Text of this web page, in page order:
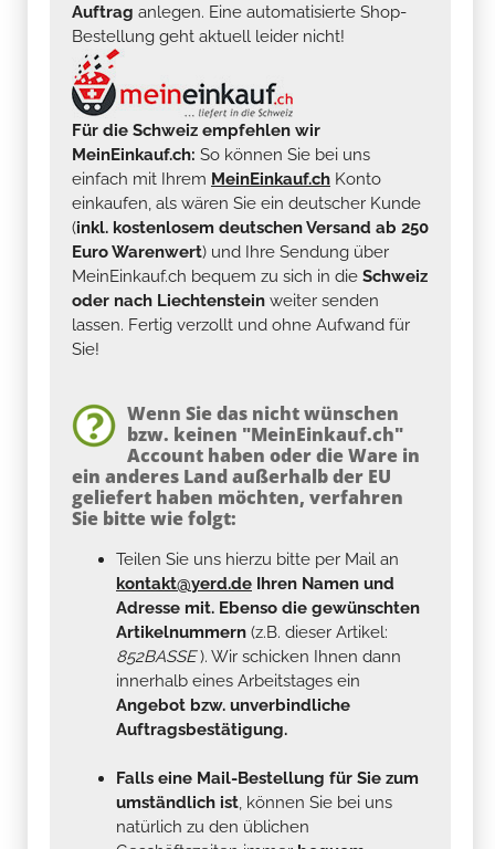
Auftrag anlegen. Eine automatisierte Shop-
Bestellung geht aktuell leider nicht!
Für die Schweiz empfehlen wir
MeinEinkauf.ch: So können Sie bei uns
einfach mit Ihrem MeinEinkauf.ch Konto
einkaufen, als wären Sie ein deutscher Kunde
(inkl. kostenlosem deutschen Versand ab 250
Euro Warenwert) und Ihre Sendung über
MeinEinkauf.ch bequem zu sich in die Schweiz
oder nach Liechtenstein weiter senden
lassen. Fertig verzollt und ohne Aufwand für
Sie!
Wenn Sie das nicht wünschen
bzw. keinen "MeinEinkauf.ch"
Account haben oder die Ware in
ein anderes Land außerhalb der EU
geliefert haben möchten, verfahren
Sie bitte wie folgt:
Teilen Sie uns hierzu bitte per Mail an
kontakt@yerd.de Ihren Namen und
Adresse mit. Ebenso die gewünschten
Artikelnummern (z.B. dieser Artikel:
852BASSE). Wir schicken Ihnen dann
innerhalb eines Arbeitstages ein
Angebot bzw. unverbindliche
Auftragsbestätigung.
Falls eine Mail-Bestellung für Sie zum
umständlich ist, können Sie bei uns
natürlich zu den üblichen